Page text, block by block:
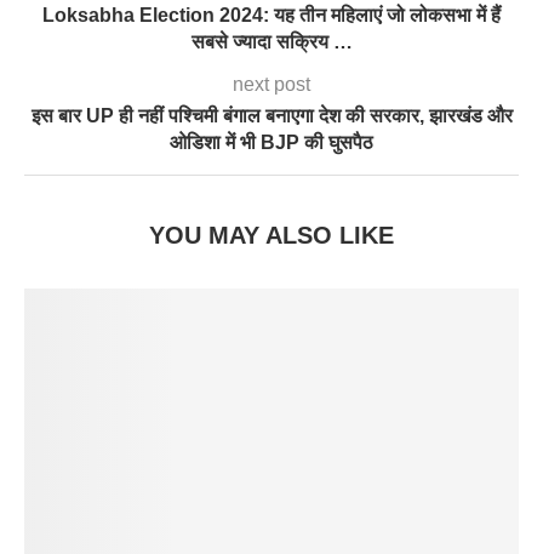
Loksabha Election 2024: यह तीन महिलाएं जो लोकसभा में हैं
सबसे ज्यादा सक्रिय …
next post
इस बार UP ही नहीं पश्चिमी बंगाल बनाएगा देश की सरकार, झारखंड और
ओडिशा में भी BJP की घुसपैठ
YOU MAY ALSO LIKE